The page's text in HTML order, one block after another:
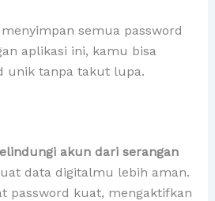
semua password
aplikasi ini, kamu bisa
unik tanpa takut lupa.
akun dari serangan
data digitalmu lebih aman.
password kuat, mengaktifkan